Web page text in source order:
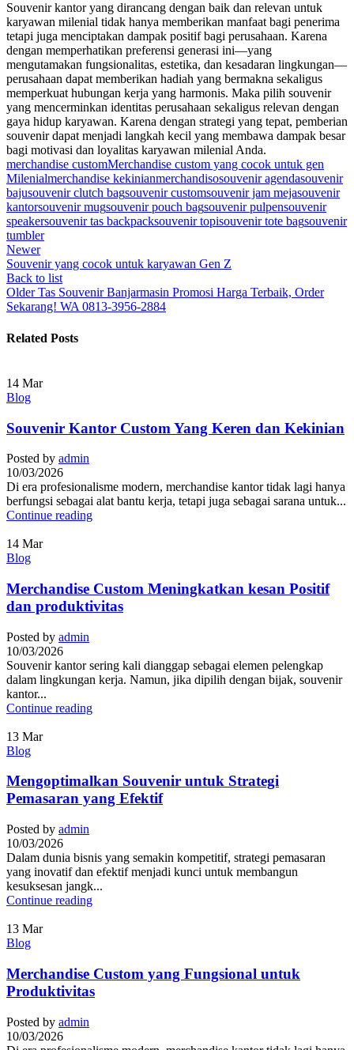
Souvenir kantor yang dirancang dengan baik dan relevan untuk
karyawan milenial tidak hanya memberikan manfaat bagi penerima
tetapi juga menciptakan dampak positif bagi perusahaan. Karena
dengan memperhatikan preferensi generasi ini—yang
mengutamakan fungsionalitas, estetika, dan kesadaran lingkungan—
perusahaan dapat memberikan hadiah yang bermakna sekaligus
memperkuat hubungan kerja yang harmonis. Maka pilih souvenir
yang mencerminkan identitas perusahaan sekaligus relevan dengan
gaya hidup karyawan. Karena dengan strategi yang tepat, pemberian
souvenir dapat menjadi langkah kecil yang membawa dampak besar
bagi motivasi dan loyalitas karyawan milenial Anda.
merchandise customMerchandise custom yang cocok untuk gen
Milenialmerchandise kekinianmerchandisosouvenir agendasouvenir
bajusouvenir clutch bagsouvenir customsouvenir jam mejasouvenir
kantorsouvenir mugsouvenir pouch bagsouvenir pulpensouvenir
speakersouvenir tas backpacksouvenir topisouvenir tote bagsouvenir
tumbler
Newer
Souvenir yang cocok untuk karyawan Gen Z
Back to list
Older Tas Souvenir Banjarmasin Promosi Harga Terbaik, Order
Sekarang! WA 0813-3956-2884
Related Posts
14 Mar
Blog
Souvenir Kantor Custom Yang Keren dan Kekinian
Posted by admin
10/03/2026
Di era profesionalisme modern, merchandise kantor tidak lagi hanya
berfungsi sebagai alat bantu kerja, tetapi juga sebagai sarana untuk...
Continue reading
14 Mar
Blog
Merchandise Custom Meningkatkan kesan Positif
dan produktivitas
Posted by admin
10/03/2026
Souvenir kantor sering kali dianggap sebagai elemen pelengkap
dalam lingkungan kerja. Namun, jika dipilih dengan bijak, souvenir
kantor...
Continue reading
13 Mar
Blog
Mengoptimalkan Souvenir untuk Strategi
Pemasaran yang Efektif
Posted by admin
10/03/2026
Dalam dunia bisnis yang semakin kompetitif, strategi pemasaran
yang inovatif dan efektif menjadi kunci untuk membangun
kesuksesan jangk...
Continue reading
13 Mar
Blog
Merchandise Custom yang Fungsional untuk
Produktivitas
Posted by admin
10/03/2026